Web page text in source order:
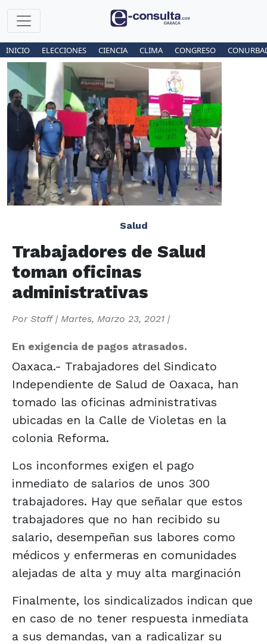
INICIO ELECCIONES CIENCIA CLIMA CONGRESO
Salud
Trabajadores de Salud
toman oficinas
administrativas
Por Staff| Martes, Marzo 23, 2021 |
En exigencia de pagos atrasados.
Oaxaca.- Trabajadores del Sindicato
Independiente de Salud de Oaxaca, han
tomado las oficinas administrativas
ubicadas en la Calle de Violetas en la
colonia Reforma.
Los inconformes exigen el pago
inmediato de salarios de unos 300
trabajadores. Hay que señalar que estos
trabajadores que no han recibido su
salario, desempeñan sus labores como
médicos y enfermeras en comunidades
alejadas de alta y muy alta marginación
Finalmente, los sindicalizados indican que
en caso de no tener respuesta inmediata
a sus demandas, van a radicalizar su